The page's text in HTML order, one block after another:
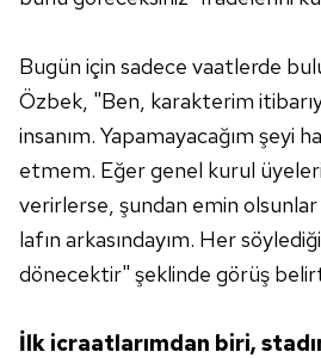
Bugün için sadece vaatlerde
Özbek, "Ben, karakterim
insanım. Yapamayacağım şeyi
etmem. Eğer genel kurul
verirlerse, şundan emin olsunlar
lafın arkasındayım. Her
dönecektir" şeklinde görüş
İlk icraatlarımdan biri, stadın